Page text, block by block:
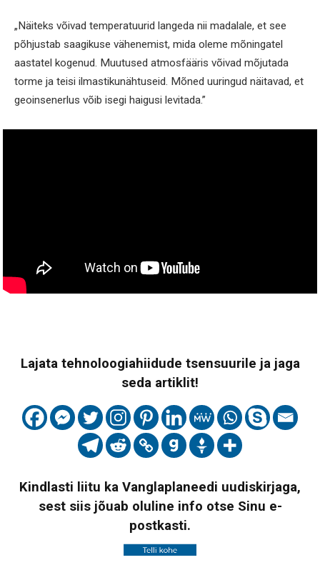
„Näiteks võivad temperatuurid langeda nii madalale, et see
põhjustab saagikuse vähenemist, mida oleme mõningatel
aastatel kogenud. Muutused atmosfääris võivad mõjutada
torme ja teisi ilmastikunähtuseid. Mõned uuringud näitavad, et
geoinsenerlus võib isegi haigusi levitada.”
Lajata tehnoloogiahiidude tsensuurile ja jaga
seda artiklit!
Kindlasti liitu ka Vanglaplaneedi uudiskirjaga,
sest siis jõuab oluline info otse Sinu e-
postkasti.